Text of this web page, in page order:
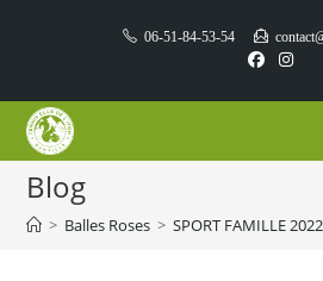
06-51-84-53-54
Blog
> Balles Roses > SPORT FAMILLE 2022